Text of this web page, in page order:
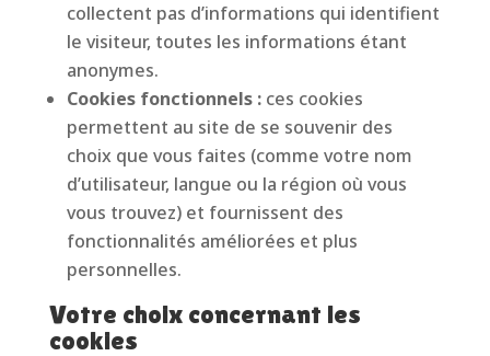
collectent pas d’informations qui identifient
le visiteur, toutes les informations étant
anonymes.
Cookies fonctionnels :ces cookies
permettent au site de se souvenir des
choix que vous faites (comme votre nom
d’utilisateur, langue ou la région où vous
vous trouvez) et fournissent des
fonctionnalités améliorées et plus
personnelles.
Votre choix concernant les
cookies